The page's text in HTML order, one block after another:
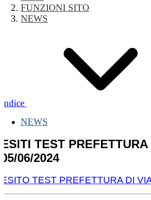
FUNZIONI SITO
NEWS
Indice
NEWS
ESITI TEST
05/06/2024
ESITO TEST PREFETTURA DI